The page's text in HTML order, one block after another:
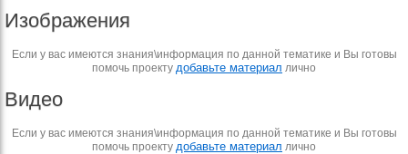
Изображения
Если у вас имеются знания\информация по данной тематике и Вы готовы
помочь проекту добавьте материал лично
Видео
Если у вас имеются знания\информация по данной тематике и Вы готовы
помочь проекту добавьте материал лично